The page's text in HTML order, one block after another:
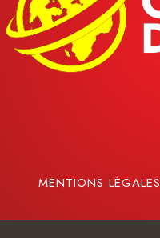
MENTIONS LÉGALES